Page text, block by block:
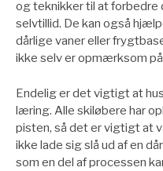
og teknikker til at
selvtillid. De kan også
dårlige vaner eller
ikke selv er opmærksom
Endelig er det vigtigt at
læring. Alle skiløbere har
pisten, så det er vigtigt at
ikke lade sig slå ud af en
som en del af processen